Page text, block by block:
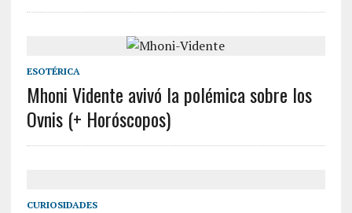
ESOTÉRICA
Mhoni Vidente avivó la polémica sobre los
Ovnis (+ Horóscopos)
CURIOSIDADES